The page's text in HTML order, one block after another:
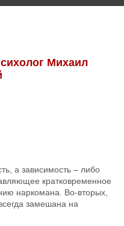
Михаил
а зависимость – либо
кратковременное
наркомана. Во-вторых,
замешана на